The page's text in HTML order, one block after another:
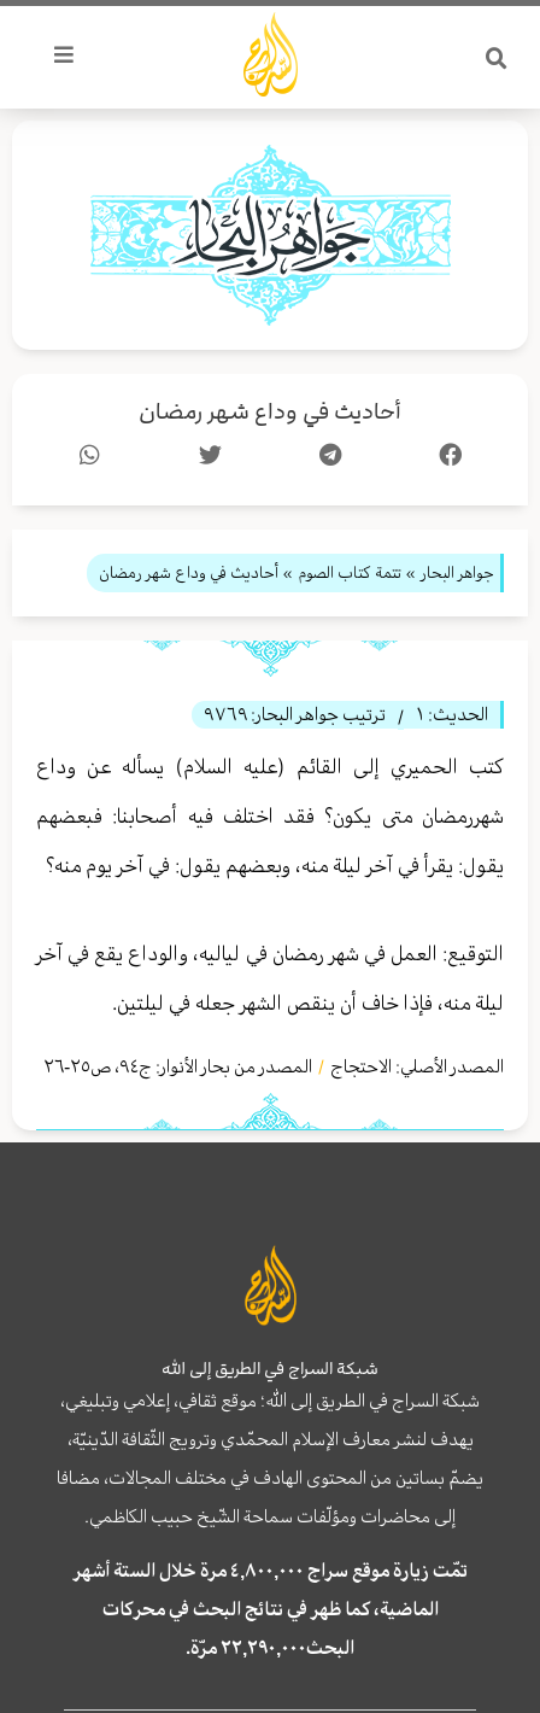
تخطي
المحتوى
أحاديث في وداع شهر رمضان
جواهر البحار » تتمة كتاب الصوم » أحاديث في وداع شهر رمضان
الحديث: ١ / ترتيب جواهر البحار: ٩٧٦٩
كتب الحميري إلى القائم (عليه السلام) يسأله عن وداع
شهررمضان متى يكون؟ فقد اختلف فيه أصحابنا: فبعضهم
يقول: يقرأ في آخر ليلة منه، وبعضهم يقول: في آخر يوم منه؟
التوقيع: العمل في شهر رمضان في لياليه، والوداع يقع في آخر
ليلة منه، فإذا خاف أن ينقص الشهر جعله في ليلتين.
المصدر الأصلي: الاحتجاج / المصدر من بحار الأنوار: ج٩٤، ص٢٥-٢٦
شبكة السراج في الطريق إلى الله
شبكة السراج في الطريق إلى الله؛ موقع ثقافي، إعلامي وتبليغي،
يهدف لنشر معارف الإسلام المحمّدي وترويج الثّقافة الدّينيّة،
يضمّ بساتين من المحتوى الهادف في مختلف المجالات، مضافا
إلى محاضرات ومؤلّفات سماحة الشّيخ حبيب الكاظمي.
تمّت زيارة موقع سراج ٤,٨٠٠,٠٠٠ مرة خلال الستة أشهر
الماضية، كما ظهر في نتائج البحث في محركات
البحث٢٢,٢٩٠,٠٠٠ مرّة.